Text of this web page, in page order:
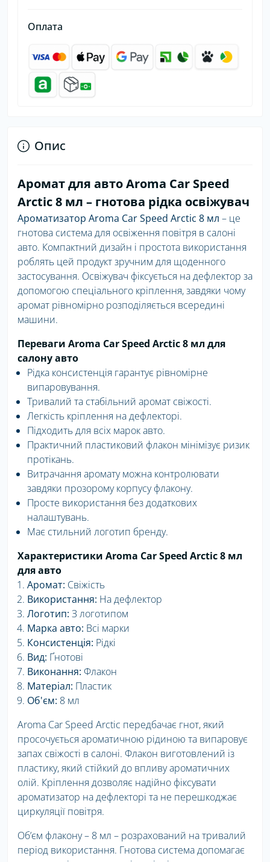
Оплата
Опис
Аромат для авто Aroma Car Speed
Arctic 8 мл – гнотова рідка освіжувач
Ароматизатор Aroma Car Speed Arctic 8 мл – це
гнотова система для освіження повітря в салоні
авто. Компактний дизайн і простота використання
роблять цей продукт зручним для щоденного
застосування. Освіжувач фіксується на дефлектор за
допомогою спеціального кріплення, завдяки чому
аромат рівномірно розподіляється всередині
машини.
Переваги Aroma Car Speed Arctic 8 мл для
салону авто
Рідка консистенція гарантує рівномірне
випаровування.
Тривалий та стабільний аромат свіжості.
Легкість кріплення на дефлекторі.
Підходить для всіх марок авто.
Практичний пластиковий флакон мінімізує ризик
протікань.
Витрачання аромату можна контролювати
завдяки прозорому корпусу флакону.
Просте використання без додаткових
налаштувань.
Має стильний логотип бренду.
Характеристики Aroma Car Speed Arctic 8 мл
для авто
Аромат: Свіжість
Використання: На дефлектор
Логотип: З логотипом
Марка авто: Всі марки
Консистенція: Рідкі
Вид: Ґнотові
Виконання: Флакон
Матеріал: Пластик
Об'єм: 8 мл
Aroma Car Speed Arctic передбачає гнот, який
просочується ароматичною рідиною та випаровує
запах свіжості в салоні. Флакон виготовлений із
пластику, який стійкий до впливу ароматичних
олій. Кріплення дозволяє надійно фіксувати
ароматизатор на дефлекторі та не перешкоджає
циркуляції повітря.
Об’єм флакону – 8 мл – розрахований на тривалий
період використання. Гнотова система допомагає